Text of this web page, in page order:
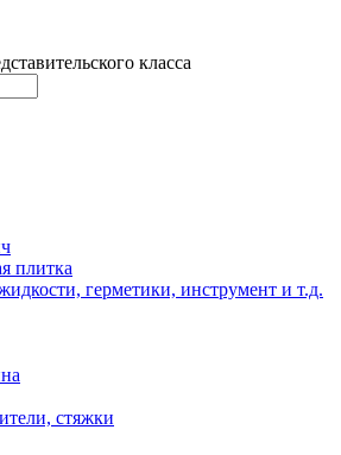
класса
плитка
герметики, инструмент и т.д.
стяжки